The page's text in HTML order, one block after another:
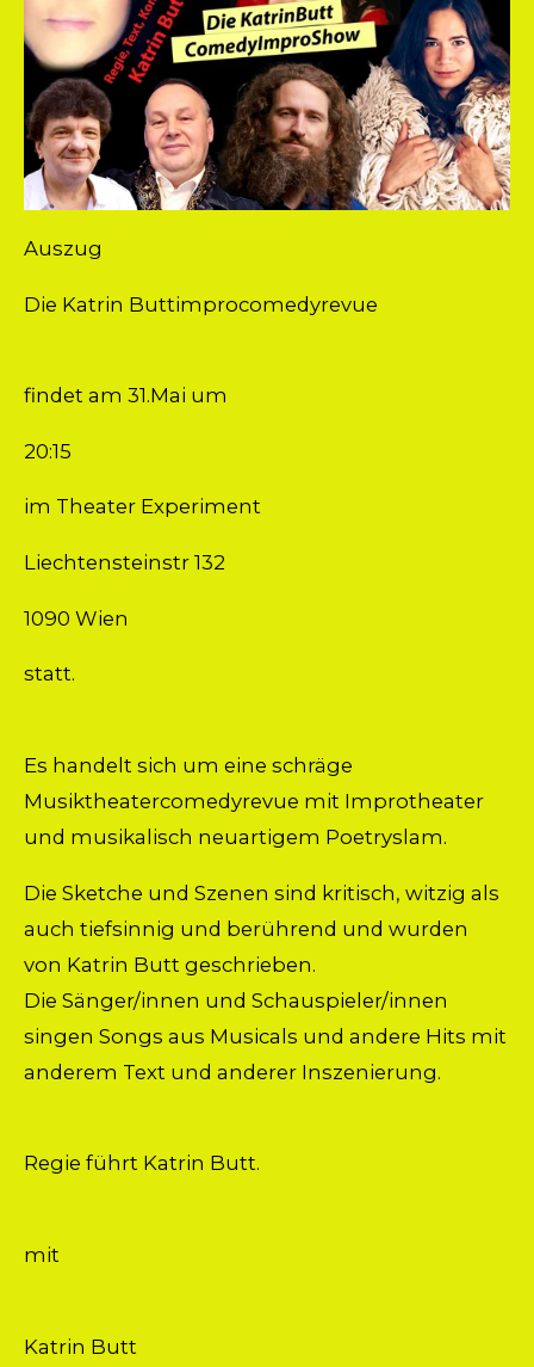
Auszug
Die Katrin Buttimprocomedyrevue
findet am 31.Mai um
20:15
im Theater Experiment
Liechtensteinstr 132
1090 Wien
statt.
Es handelt sich um eine schräge
Musiktheatercomedyrevue mit Improtheater
und musikalisch neuartigem Poetryslam.
Die Sketche und Szenen sind kritisch, witzig als
auch tiefsinnig und berührend und wurden
von Katrin Butt geschrieben.
Die Sänger/innen und Schauspieler/innen
singen Songs aus Musicals und andere Hits mit
anderem Text und anderer Inszenierung.
Regie führt Katrin Butt.
mit
Katrin Butt